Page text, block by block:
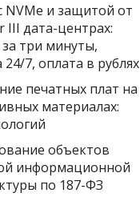
NVMe и защитой от
III дата-центрах:
три минуты,
7, оплата в рублях
печатных плат на
материалах:
объектов
информационной
по 187-ФЗ